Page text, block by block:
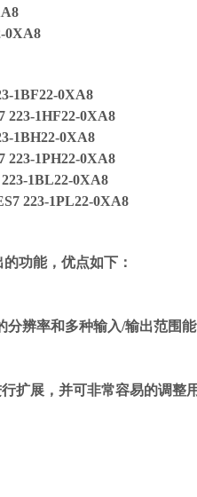
0XA8
1BF22-0XA8
223-1HF22-0XA8
1BH22-0XA8
223-1PH22-0XA8
1BL22-0XA8
223-1PL22-0XA8
功能，优点如下：
分辨率和多种输入/输出范围
扩展，并可非常容易的调整用